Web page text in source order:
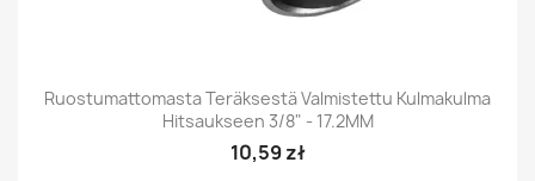
Ruostumattomasta Teräksestä Valmistettu Kulmakulma
Hitsaukseen 3/8" - 17.2MM
10,59 zł